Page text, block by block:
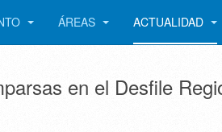
ÁREAS ACTUALIDAD
en el Desfile